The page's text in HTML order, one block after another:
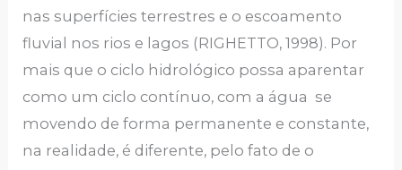
nas superfícies terrestres e o escoamento
fluvial nos rios e lagos (RIGHETTO, 1998). Por
mais que o ciclo hidrológico possa aparentar
como um ciclo contínuo, com a água se
movendo de forma permanente e constante,
na realidade, é diferente, pelo fato de o